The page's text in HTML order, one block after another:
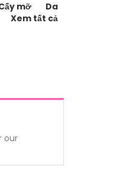
mỡ
Da
Xem tất cả
our